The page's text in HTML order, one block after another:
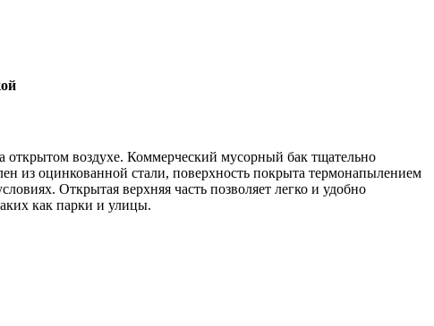
воздухе. Коммерческий мусорный бак тщательно
из оцинкованной стали, поверхность покрыта термонапылением
Открытая верхняя часть позволяет легко и удобно
как парки и улицы.